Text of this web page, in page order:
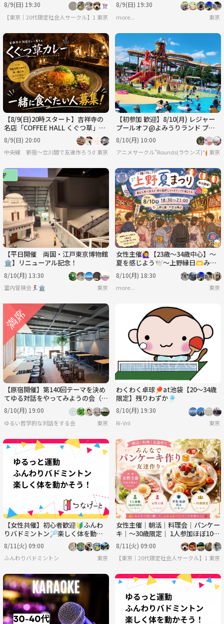
8/9(日) 19:30
【東京｜20代限定社会人サークル】1人参加ほぼ100％｜少人数ゆる交流会
東京
8/9(日) 19:30
more... 東京
【8/9(日)20時スタート】吉祥寺の
名店「COFFEE HALL くぐつ草」
で、一緒にカレーを食べませんか？
🍛
8/9(日) 20:00
中央線 新宿〜立川間で友達作ろうの会東京
【初参加 歓迎】8/10(月) レジャー
プールオフ@よみうりランド プー
ルWAI ☀️
8/10(月) 10:00
アニメサークル"Rounds(ラウンズ)"🙆東京
【平日開催 両国・江戸東京博物館
🏛️】リニューアル記念！
8/10(月) 13:30
室内冒険会🏃‍♀️🏛 東京
女性主催🙋‍♀️【23歳～34歳中心】～
夏を感じよう🕊️～上野縁日🫶みん
なで夏祭りにいき隊🏮🍧🫶
8/10(月) 18:30
more... 東京
【原宿開催】第140回テーマを決め
てゆる対話をやってみようの会（人
は環境で変われるのか？）
8/10(月) 19:00
ゆるい哲学的な対話をする会 東京
わくわく卓球🏓at池袋【20〜34歳
限定】残りわずか🎐
8/10(月) 19:30
Ri-Vril 東京
【女性共催】初心者歓迎🔰ふんわ
りバドミントン🏸楽しく体を動か
そう！
8/11(火) 09:00
ふんわりバドミントン 東京
女性主催｜朝活｜料理会｜パンケー
キ｜〜30歳限定｜ 1人参加ほぼ10
0% ｜友達作り
8/11(火) 09:00
【東京｜20代限定社会人サークル】1人参
東京